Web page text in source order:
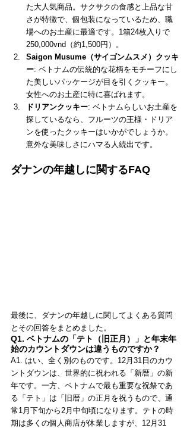
た大人気商品。サクサクの食感と上品な甘
さが特徴で、個包装になっているため、職
場へのお土産に最適です。1箱24枚入りで
250,000vnd（約1,500円）。
Saigon Musume（サイゴンムスメ）クッキ
ー: ベトナムの伝統的な花柄をモチーフにし
た美しいパッケージが目を引くクッキー。
女性へのお土産に特に喜ばれます。
ドリアンクッキー: ベトナムらしいお土産を
探しているなら、フルーツの王様・ドリア
ンを使ったクッキーはいかがでしょうか。
意外な美味しさにハマる人続出です。
ダナンの年越しに関するFAQ
最後に、ダナンの年越しに関してよくある質問
とその回答をまとめました。
Q1. ベトナムの「テト（旧正月）」と年末年
始のカウントダウンは違うものですか？
A1. はい、全く別のものです。12月31日のカウ
ントダウンは、世界的に祝われる「新暦」の新
年です。一方、ベトナムで最も重要な祝祭であ
る「テト」は「旧暦」の正月を祝うもので、通
常1月下旬から2月中旬頃になります。テトの時
期は多くの個人商店が休業しますが、12月31